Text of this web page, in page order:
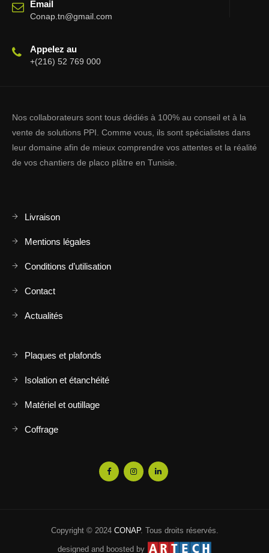
Email
Conap.tn@gmail.com
Appelez au
+(216) 52 769 000
Nos collaborateurs sont tous dédiés à 100% au conseil et à la
vente de solutions PPI. Comme vous, ils sont spécialistes dans
leur domaine afin de mieux comprendre vos attentes et la réalité
de vos chantiers de placo plâtre en Tunisie.
Livraison
Mentions légales
Conditions d’utilisation
Contact
Actualités
Plaques et plafonds
Isolation et étanchéité
Matériel et outillage
Coffrage
Copyright © 2024 CONAP. Tous droits réservés.
designed and boosted by